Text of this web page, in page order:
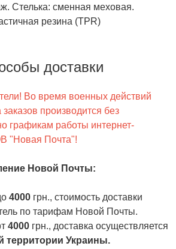
Стелька: сменная меховая.
резина (TPR)
доставки
Во время военных действий
заказов производится без
графикам работы интернет-
"Новая Почта"!
Новой Почты:
4000 грн., стоимость доставки
по тарифам Новой Почты.
4000 грн., доставка осуществляется
территории Украины.